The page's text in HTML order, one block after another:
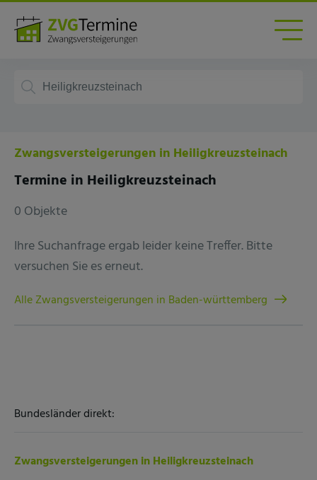
Zwangsversteigerungen in Heiligkreuzsteinach
Termine in Heiligkreuzsteinach
0 Objekte
Ihre Suchanfrage ergab leider keine Treffer. Bitte
versuchen Sie es erneut.
Alle Zwangsversteigerungen in Baden-württemberg
Bundesländer direkt:
Zwangsversteigerungen in Heiligkreuzsteinach